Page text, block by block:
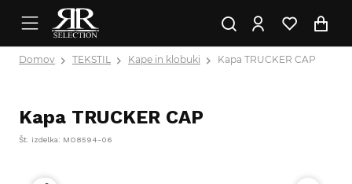
Domov TEKSTIL Kape in klobuki Kapa TRUCKER CAP
Kapa TRUCKER CAP
Št. izdelka: MO8594-06